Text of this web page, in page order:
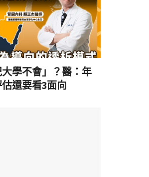
學不會」？醫：年
還要看3面向